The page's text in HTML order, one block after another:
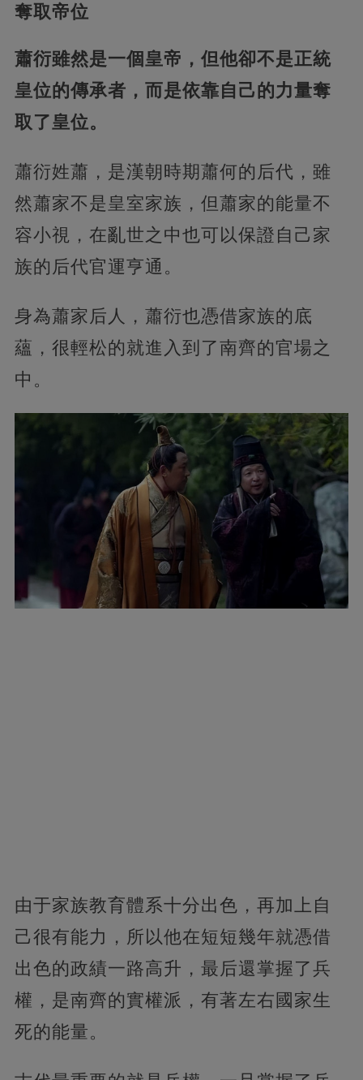
奪取帝位
蕭衍雖然是一個皇帝，但他卻不是正統
皇位的傳承者，而是依靠自己的力量奪
取了皇位。
蕭衍姓蕭，是漢朝時期蕭何的后代，雖
然蕭家不是皇室家族，但蕭家的能量不
容小視，在亂世之中也可以保證自己家
族的后代官運亨通。
身為蕭家后人，蕭衍也憑借家族的底
蘊，很輕松的就進入到了南齊的官場之
中。
由于家族教育體系十分出色，再加上自
己很有能力，所以他在短短幾年就憑借
出色的政績一路高升，最后還掌握了兵
權，是南齊的實權派，有著左右國家生
死的能量。